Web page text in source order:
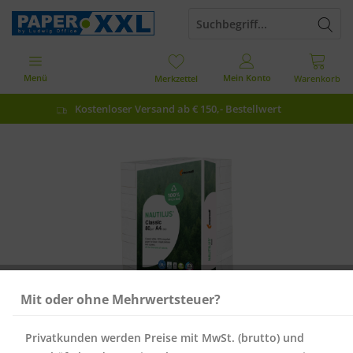
Kostenloser Versand ab € 150,- Bestellwert
Warenkorb
Merkzettel Mein Konto
Menü
Mit oder ohne Mehrwertsteuer?
Privatkunden werden Preise mit MwSt. (brutto) und